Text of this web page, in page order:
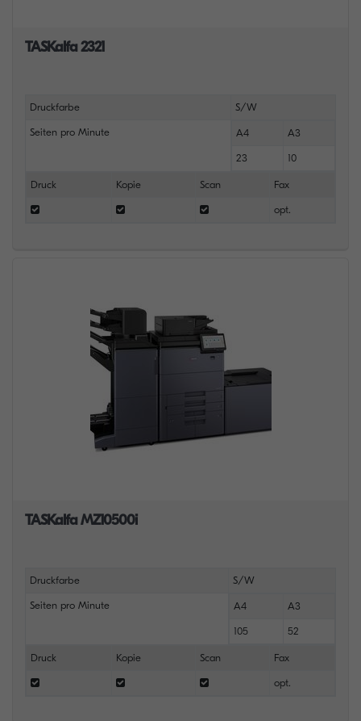
TASKalfa 2321
Druckfarbe S/W
Seiten pro Minute A4 A3
23 10
Druck Kopie Scan Fax
opt.
TASKalfa MZ10500i
Druckfarbe S/W
Seiten pro Minute A4 A3
105 52
Druck Kopie Scan Fax
opt.